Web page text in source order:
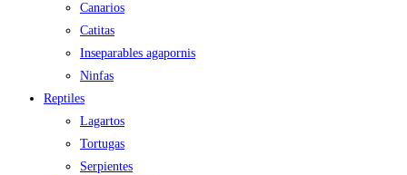
Canarios
Catitas
Inseparables agapornis
Ninfas
Reptiles
Lagartos
Tortugas
Serpientes